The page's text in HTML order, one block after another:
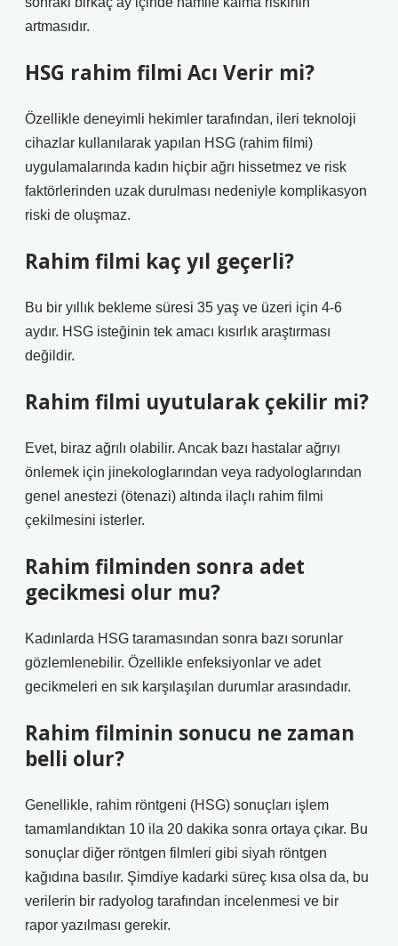
artmasıdır.
HSG rahim filmi Acı Verir mi?
Özellikle deneyimli hekimler tarafından, ileri teknoloji
cihazlar kullanılarak yapılan HSG (rahim filmi)
uygulamalarında kadın hiçbir ağrı hissetmez ve risk
faktörlerinden uzak durulması nedeniyle komplikasyon
riski de oluşmaz.
Rahim filmi kaç yıl geçerli?
Bu bir yıllık bekleme süresi 35 yaş ve üzeri için 4-6
aydır. HSG isteğinin tek amacı kısırlık araştırması
değildir.
Rahim filmi uyutularak çekilir mi?
Evet, biraz ağrılı olabilir. Ancak bazı hastalar ağrıyı
önlemek için jinekologlarından veya radyologlarından
genel anestezi (ötenazi) altında ilaçlı rahim filmi
çekilmesini isterler.
Rahim filminden sonra adet
gecikmesi olur mu?
Kadınlarda HSG taramasından sonra bazı sorunlar
gözlemlenebilir. Özellikle enfeksiyonlar ve adet
gecikmeleri en sık karşılaşılan durumlar arasındadır.
Rahim filminin sonucu ne zaman
belli olur?
Genellikle, rahim röntgeni (HSG) sonuçları işlem
tamamlandıktan 10 ila 20 dakika sonra ortaya çıkar. Bu
sonuçlar diğer röntgen filmleri gibi siyah röntgen
kağıdına basılır. Şimdiye kadarki süreç kısa olsa da, bu
verilerin bir radyolog tarafından incelenmesi ve bir
rapor yazılması gerekir.